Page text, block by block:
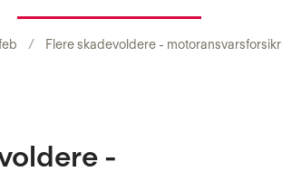
Flere skadevoldere -
-